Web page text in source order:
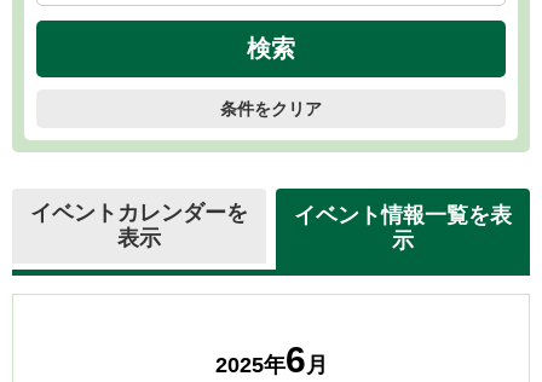
条件をクリア
イベントカレンダーを
表示
イベント情報一覧を表
示
2025年6月